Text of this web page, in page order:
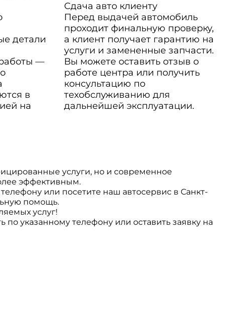
детали
—
в
на
Сдача авто клиенту
Перед выдачей автомобиль
проходит финальную проверку,
а клиент получает гарантию на
услуги и замененные запчасти.
Вы можете оставить отзыв о
работе центра или получить
консультацию по
техобслуживанию для
дальнейшей эксплуатации.
услуги, но и современное
эффективным.
или посетите наш автосервис в Санкт-
помощь.
услуг!
указанному телефону или оставить заявку на